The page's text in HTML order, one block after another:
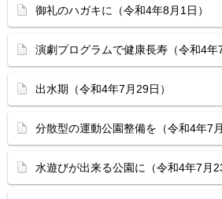
御礼のハガキに（令和4年8月1日）
演劇プログラムで健康長寿（令和4年
出水期（令和4年7月29日）
分散型の運動公園整備を（令和4年7月
水遊びが出来る公園に（令和4年7月